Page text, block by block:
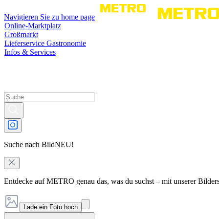
Navigieren Sie zu home page
Online-Marktplatz
Großmarkt
Lieferservice Gastronomie
Infos & Services
Suche nach BildNEU!
Entdecke auf METRO genau das, was du suchst – mit unserer
Lade ein Foto hoch